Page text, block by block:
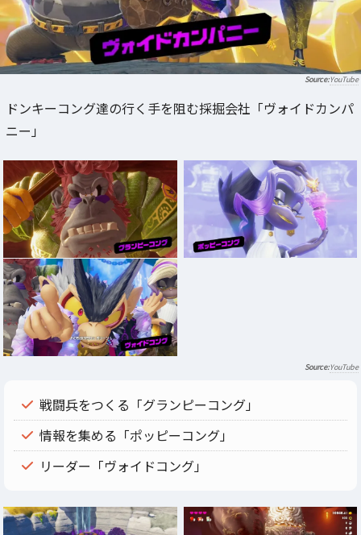
YouTube
ドンキーコング達の行く手を阻む採掘会社「ヴォイドカンパ
ニー」
YouTube
戦闘兵をつくる「グランピーコング」
情報を集める「ポッピーコング」
リーダー「ヴォイドコング」